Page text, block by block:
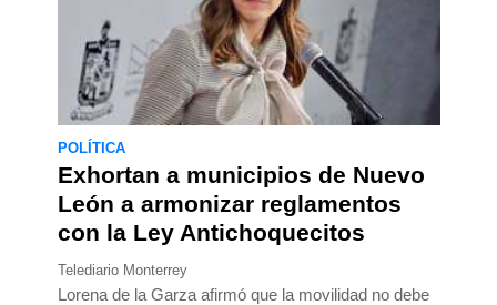
POLÍTICA
Exhortan a municipios de Nuevo
León a armonizar reglamentos
con la Ley Antichoquecitos
Telediario Monterrey
Lorena de la Garza afirmó que la movilidad no debe